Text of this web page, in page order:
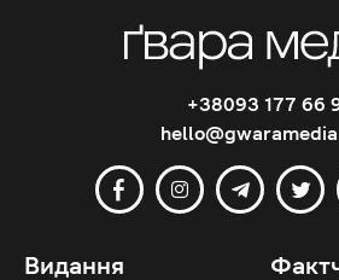
+38093 177 66
Видання